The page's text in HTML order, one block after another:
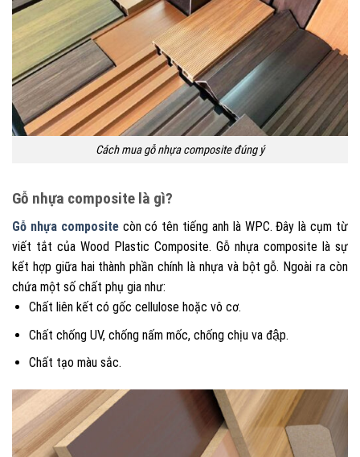
Cách mua gỗ nhựa composite đúng ý
Gỗ nhựa composite là gì?
Gỗ nhựa compositecòn có tên tiếng anh là WPC. Đây là cụm từ
viết tắt của Wood Plastic Composite. Gỗ nhựa composite là sự
kết hợp giữa hai thành phần chính là nhựa và bột gỗ. Ngoài ra còn
chứa một số chất phụ gia như:
Chất liên kết có gốc cellulose hoặc vô cơ.
Chất chống UV, chống nấm mốc, chống chịu va đập.
Chất tạo màu sắc.